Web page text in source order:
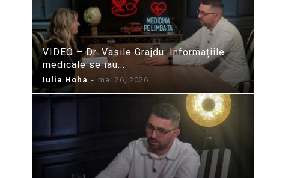
VIDEO – Dr. Vasile Grajdu: Informațiile
medicale se iau...
Iulia Hoha - mai 26, 2026